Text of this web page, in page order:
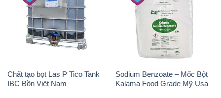
Chất tạo bọt Las P Tico Tank
IBC Bồn Việt Nam
Sodium Benzoate – Mốc Bột
Kalama Food Grade Mỹ Usa